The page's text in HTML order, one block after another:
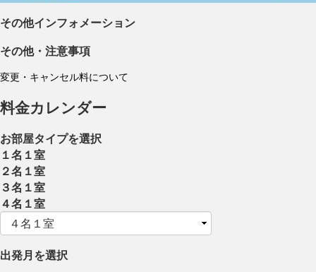
その他インフォメーション
その他・注意事項
変更・キャンセル料について
料金カレンダー
お部屋タイプを選択
１名１室
２名１室
３名１室
４名１室
出発月を選択